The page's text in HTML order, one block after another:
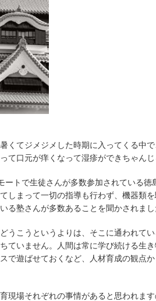
くてジメジメした時期に入ってくる中
て口元が痒くなって湿疹ができちゃん
トで生徒さんが多数参加されている徳
しまって一切の指導も行わず、機器類
る塾さんが多数あることを聞かされまし
うこうというよりは、そこに通われて
ていません。人間は常に学び続ける生
で遊ばせておくなど、人材育成の観点
現場それぞれの事情があると思われま